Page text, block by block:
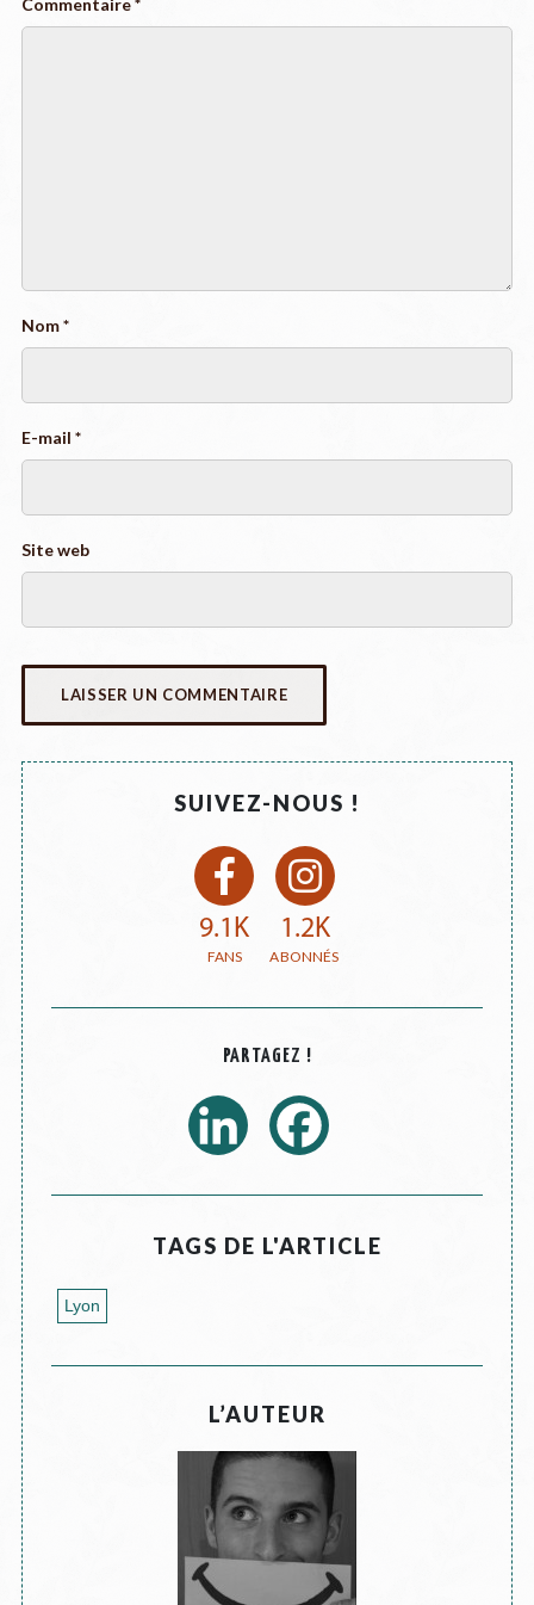
Commentaire*
Nom*
E-mail *
Site web
SUIVEZ-NOUS !
9.1K 1.2K
PARTAGEZ !
TAGS DE L'ARTICLE
Lyon
L’AUTEUR